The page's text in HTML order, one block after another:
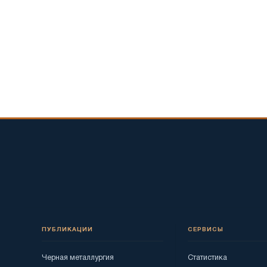
ПУБЛИКАЦИИ
Черная металлургия
СЕРВИСЫ
Статистика